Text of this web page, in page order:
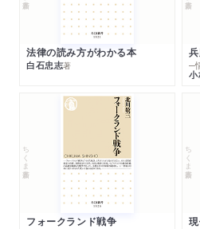
デル」としてのワトソン／英語で
第10章 デジタル環境での英語勉
情報に受身になっていないか／デジ
落とす／デジタルネイティブに追
限のものを用いる／紙の本と電子
の歴史
おわりに 無理をしなくても実践で
ラクして実を取るのが理系的方法
法律の読み方がわかる本
白石忠志著 ─
ちくま新書
フォークランド戦争
ちくま新書